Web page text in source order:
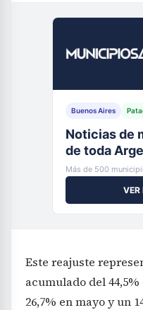
Buenos Aires
Noticias de
de toda
Más de 500
Este reajuste
acumulado del
26,7% en mayo y un